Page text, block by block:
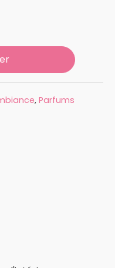
100 ML
, Parfums